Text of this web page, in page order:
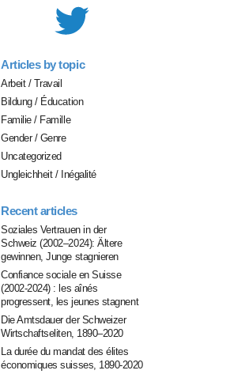
Articles by topic
Arbeit / Travail
Bildung / Éducation
Familie / Famille
Gender / Genre
Uncategorized
Ungleichheit / Inégalité
Recent articles
Soziales Vertrauen in der
Schweiz (2002–2024): Ältere
gewinnen, Junge stagnieren
Confiance sociale en Suisse
(2002-2024) : les aînés
progressent, les jeunes stagnent
Die Amtsdauer der Schweizer
Wirtschaftseliten, 1890–2020
La durée du mandat des élites
économiques suisses, 1890-2020